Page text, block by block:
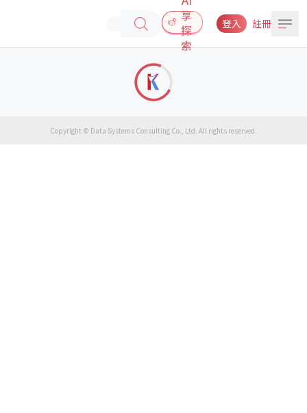
享
探
索
登入 註冊
Copyright © Data Systems Consulting Co., Ltd. All rights reserved.